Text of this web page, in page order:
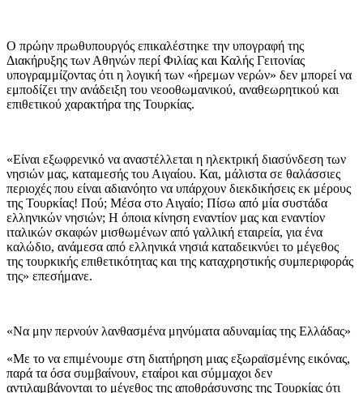
Ο πρώην πρωθυπουργός επικαλέστηκε την υπογραφή της
Διακήρυξης των Αθηνών περί Φιλίας και Καλής Γειτονίας
υπογραμμίζοντας ότι η λογική των «ήρεμων νερών» δεν μπορεί να
εμποδίζει την ανάδειξη του νεοοθωμανικού, αναθεωρητικού και
επιθετικού χαρακτήρα της Τουρκίας.
«Είναι εξωφρενικό να αναστέλλεται η ηλεκτρική διασύνδεση των
νησιών μας, καταμεσής του Αιγαίου. Και, μάλιστα σε θαλάσσιες
περιοχές που είναι αδιανόητο να υπάρχουν διεκδικήσεις εκ μέρους
της Τουρκίας! Πού; Μέσα στο Αιγαίο; Πίσω από μία συστάδα
ελληνικών νησιών; Η όποια κίνηση εναντίον μας και εναντίον
ιταλικών σκαφών μισθωμένων από γαλλική εταιρεία, για ένα
καλώδιο, ανάμεσα από ελληνικά νησιά καταδεικνύει το μέγεθος
της τουρκικής επιθετικότητας και της καταχρηστικής συμπεριφοράς
της» επεσήμανε.
«Να μην περνούν λανθασμένα μηνύματα αδυναμίας της Ελλάδας»
«Με το να επιμένουμε στη διατήρηση μιας εξωραϊσμένης εικόνας,
παρά τα όσα συμβαίνουν, εταίροι και σύμμαχοι δεν
αντιλαμβάνονται το μέγεθος της αποθράσυνσης της Τουρκίας ότι